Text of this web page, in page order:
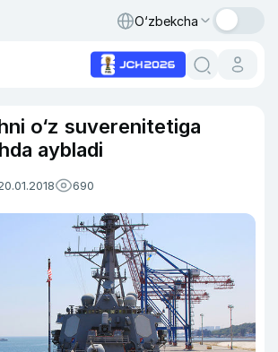
O‘zbekcha
o‘z suverenitetiga
aybladi
690